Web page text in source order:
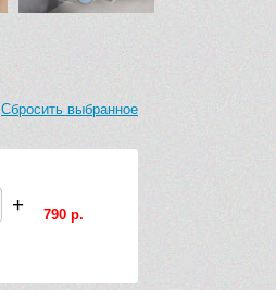
Сбросить выбранное
+ 790 р.